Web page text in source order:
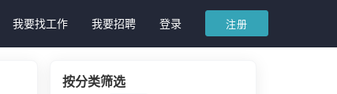
我要找工作 我要招聘 登录 注册
按分类筛选